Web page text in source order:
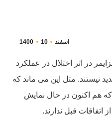
اسفند 10
1400
در اثر اختلال در عملکرد
نیستند. مثل این می ماند که
که هم اکنون در حال نمایش
اتفاقات قبل ندارند.